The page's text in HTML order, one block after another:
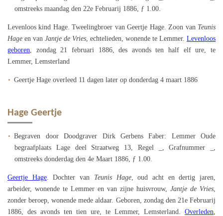
omstreeks maandag den 22e Februarij 1886, ƒ 1.00.
Levenloos kind Hage. Tweelingbroer van Geertje Hage. Zoon van Teunis
Hage en van Jantje de Vries, echtelieden, wonende te Lemmer. Levenloos
geboren, zondag 21 februari 1886, des avonds ten half elf ure, te
Lemmer, Lemsterland
Geertje Hage overleed 11 dagen later op donderdag 4 maart 1886
Hage Geertje
Begraven door Doodgraver Dirk Gerbens Faber: Lemmer Oude
begraafplaats Lage deel Straatweg 13, Regel _, Grafnummer _,
omstreeks donderdag den 4e Maart 1886, ƒ 1.00.
Geertje Hage. Dochter van Teunis Hage, oud acht en dertig jaren,
arbeider, wonende te Lemmer en van zijne huisvrouw, Jantje de Vries,
zonder beroep, wonende mede aldaar. Geboren, zondag den 21e Februarij
1886, des avonds ten tien ure, te Lemmer, Lemsterland. Overleden,